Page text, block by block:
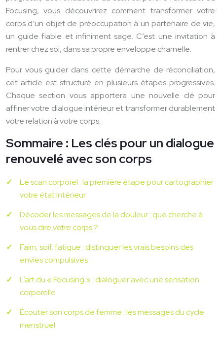
Focusing, vous découvrirez comment transformer votre
corps d’un objet de préoccupation à un partenaire de vie,
un guide fiable et infiniment sage. C’est une invitation à
rentrer chez soi, dans sa propre enveloppe charnelle.
Pour vous guider dans cette démarche de réconciliation,
cet article est structuré en plusieurs étapes progressives.
Chaque section vous apportera une nouvelle clé pour
affiner votre dialogue intérieur et transformer durablement
votre relation à votre corps.
Sommaire : Les clés pour un dialogue
renouvelé avec son corps
Le scan corporel : la première étape pour cartographier
votre état intérieur
Décoder les messages de la douleur : que cherche à
vous dire votre corps ?
Faim, soif, fatigue : distinguer les vrais besoins des
envies compulsives
L’art du « Focusing » : dialoguer avec une sensation
corporelle
Écouter son corps de femme : les messages du cycle
menstruel